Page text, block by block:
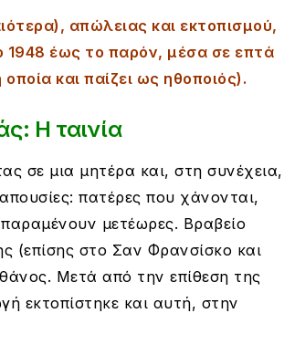
απώλειας και εκτοπισμού,
1948 έως το παρόν, μέσα σε επτά
και παίζει ως ηθοποιός).
Η ταινία
σε μια μητέρα και, στη συνέχεια,
πατέρες που χάνονται,
μετέωρες. Βραβείο
(επίσης στο Σαν Φρανσίσκο και
Μετά από την επίθεση της
εκτοπίστηκε και αυτή, στην